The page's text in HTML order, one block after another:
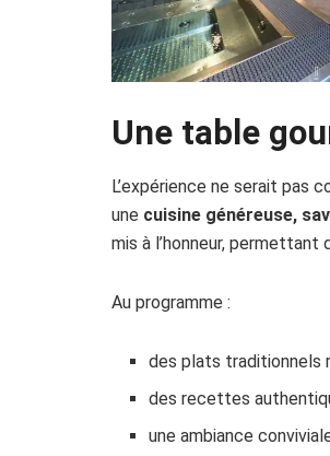
Une table
L’expérience ne serait pas
une cuisine généreuse,
mis à l’honneur,
Au programme :
des plats traditionnels
des recettes
une ambiance